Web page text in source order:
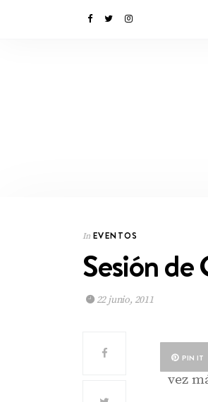
In EVENTOS
Sesión de
22 junio, 2011
PIN IT
vez